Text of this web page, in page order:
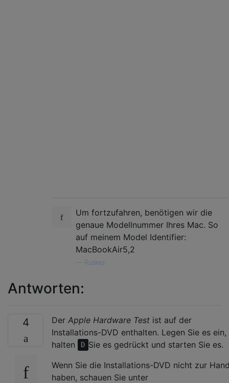
Um fortzufahren, benötigen wir die
genaue Modellnummer Ihres Mac. So
auf meinem Model Identifier:
MacBookAir5,2
Ruskes
Antworten:
4 Der Apple Hardware Test ist auf der
Installations-DVD enthalten. Legen Sie es ein,
halten
D Sie es gedrückt und starten Sie es.
Wenn Sie die Installations-DVD nicht zur
haben, schauen Sie unter